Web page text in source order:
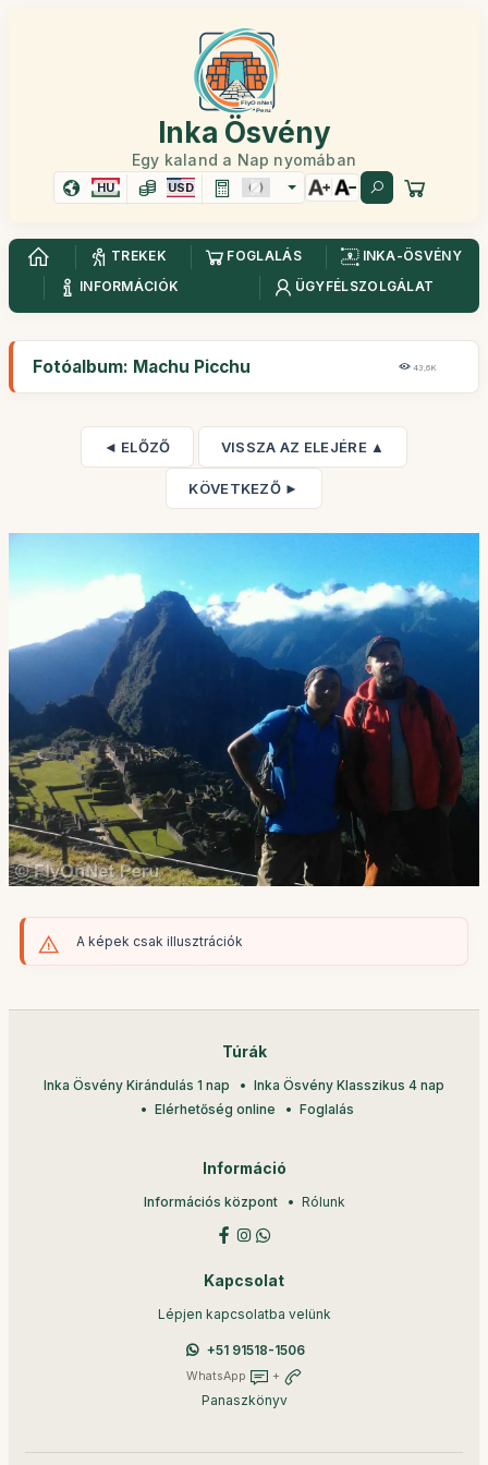
Inka Ösvény
Egy kaland a Nap nyomában
HU USD
TREKEK FOGLALÁS
INKA-ÖSVÉNY
INFORMÁCIÓK
ÜGYFÉLSZOLGÁLAT
Fotóalbum: Machu Picchu 43,6K
◄ ELŐZŐ VISSZA AZ ELEJÉRE ▲
KÖVETKEZŐ ►
A képek csak illusztrációk
Túrák
Inka Ösvény Kirándulás 1 nap
Inka Ösvény Klasszikus 4 nap
Elérhetőség online
Foglalás
Információ
Információs központ Rólunk
Kapcsolat
Lépjen kapcsolatba velünk
+51 91518-1506
WhatsApp +
Panaszkönyv